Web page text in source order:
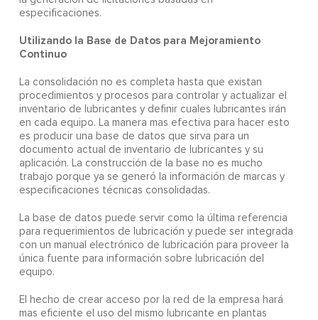
especificaciones.
Utilizando la Base de Datos para Mejoramiento
Continuo
La consolidación no es completa hasta que existan
procedimientos y procesos para controlar y actualizar el
inventario de lubricantes y definir cuales lubricantes irán
en cada equipo. La manera mas efectiva para hacer esto
es producir una base de datos que sirva para un
documento actual de inventario de lubricantes y su
aplicación. La construcción de la base no es mucho
trabajo porque ya se generó la información de marcas y
especificaciones técnicas consolidadas.
La base de datos puede servir como la última referencia
para requerimientos de lubricación y puede ser integrada
con un manual electrónico de lubricación para proveer la
única fuente para información sobre lubricación del
equipo.
El hecho de crear acceso por la red de la empresa hará
mas eficiente el uso del mismo lubricante en plantas